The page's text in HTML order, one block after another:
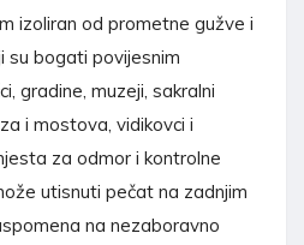
izoliran od prometne gužve i
su bogati povijesnim
gradine, muzeji, sakralni
i mostova, vidikovci i
za odmor i kontrolne
utisnuti pečat na zadnjim
na nezaboravno